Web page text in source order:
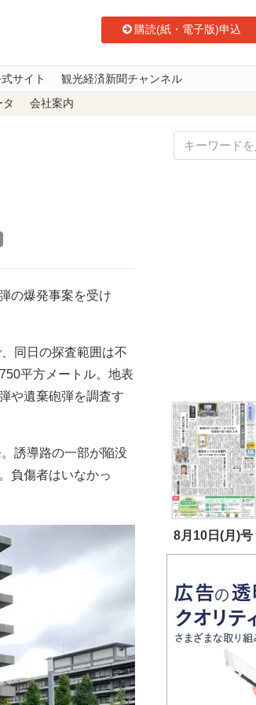
購読(紙・電子版)申込
サイト 観光経済新聞チャンネル
会社案内
の爆発事案を受け
同日の探査範囲は不
平方メートル。地表
や遺棄砲弾を調査す
誘導路の一部が陥没
負傷者はいなかっ
8月10日(月)号